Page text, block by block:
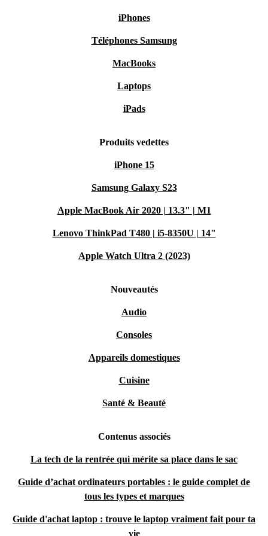
iPhones
Téléphones Samsung
MacBooks
Laptops
iPads
Produits vedettes
iPhone 15
Samsung Galaxy S23
Apple MacBook Air 2020 | 13.3" | M1
Lenovo ThinkPad T480 | i5-8350U | 14"
Apple Watch Ultra 2 (2023)
Nouveautés
Audio
Consoles
Appareils domestiques
Cuisine
Santé & Beauté
Contenus associés
La tech de la rentrée qui mérite sa place dans le sac
Guide d’achat ordinateurs portables : le guide complet de
tous les types et marques
Guide d'achat laptop : trouve le laptop vraiment fait pour ta
vie